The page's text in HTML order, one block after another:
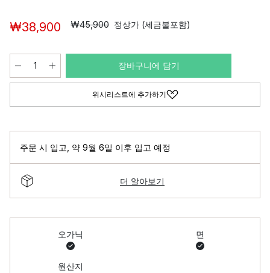
₩38,900 ₩45,900 정상가 (세금불포함)
장바구니에 담기
위시리스트에 추가하기
주문 시 입고 약 9월 6일 이후 입고 예정
더 알아보기
오가닉 면
원산지